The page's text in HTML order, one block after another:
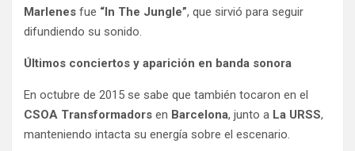
Marlenes fue “In The Jungle”, que sirvió para seguir
difundiendo su sonido.
Últimos conciertos y aparición en banda sonora
En octubre de 2015 se sabe que también tocaron en el
CSOA Transformadors en Barcelona, junto a La URSS,
manteniendo intacta su energía sobre el escenario.